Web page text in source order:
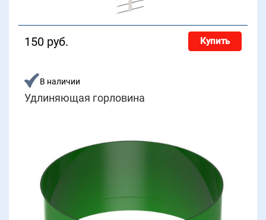
150 руб. Купить
В наличии
Удлиняющая горловина